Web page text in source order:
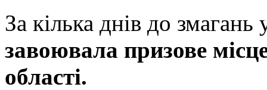
За кілька днів до змагань
завоювала призове
області.